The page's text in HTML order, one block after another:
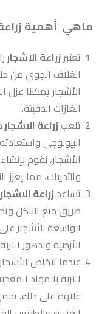
ماهي أهمية
تعتبرزراعة الاشجار
الغلاف الجوي من
الأشجار يمكننا
الغازات الدفيئة.
تلعبزراعة الاشجار
البيولوجي
الأشجار، نقوم
والثدييات، مما يعزز
تساعد زراعة الاشجار
طريق منع التآكل
الواسعة للأشجار
الأرضية وتدهور
عندما تتخلص
التربة بالمواد
علاوة على ذلك،